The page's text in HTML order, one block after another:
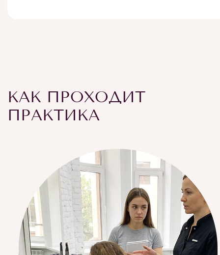
КАК ПРОХОДИТ
ПРАКТИКА